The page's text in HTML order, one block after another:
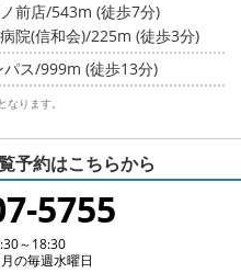
前店/543m (徒歩7分)
院(信和会)/225m (徒歩3分)
ス/999m (徒歩13分)
ります。
予約はこちらから
5755
～18:30
の毎週水曜日